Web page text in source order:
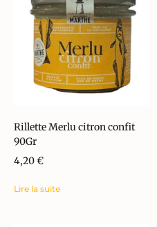
Rillette Merlu citron confit
90Gr
4,20€
Lire la suite